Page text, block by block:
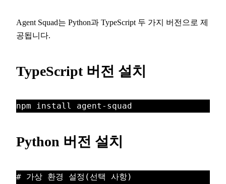
Agent Squad는 Python과 TypeScript 두 가지 버전으로 제
공됩니다.
TypeScript 버전 설치
npm install agent-squad
Python 버전 설치
# 가상 환경 설정(선택 사항)